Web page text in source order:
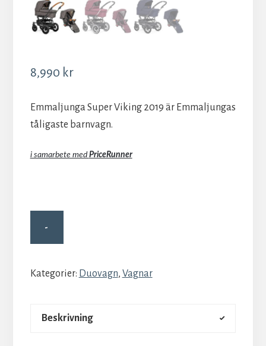
8,990 kr
Emmaljunga Super Viking 2019 är Emmaljungas
tåligaste barnvagn.
i samarbete med PriceRunner
-
Kategorier: Duovagn, Vagnar
Beskrivning